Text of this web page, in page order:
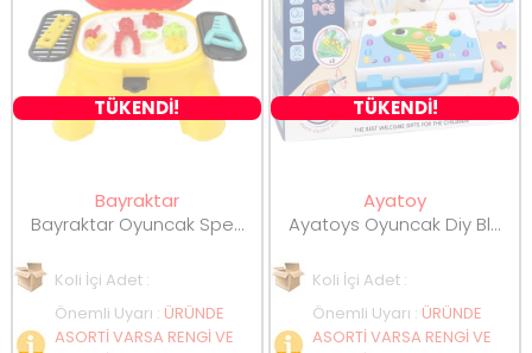
TÜKENDİ!
Bayraktar
Bayraktar Oyuncak Speed Play Oyun Taburesi Tamir Seti BY-574
Koli İçi Adet :
Önemli Uyarı : ÜRÜNDE
ASORTİ VARSA RENGİ VE
TÜKENDİ!
Ayatoy
Ayatoys Oyuncak Diy Blocks 164 Parça 666-33
Koli İçi Adet :
Önemli Uyarı : ÜRÜNDE
ASORTİ VARSA RENGİ VE